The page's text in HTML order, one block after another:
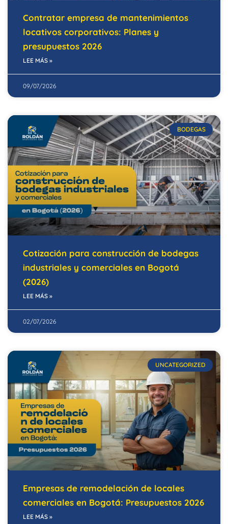
Contratar empresa de mantenimientos
locativos corporativos: Planes y
presupuestos 2026
LEE MÁS »
09/07/2026
BODEGAS
Cotización para construcción de bodegas
industriales y comerciales en Bogotá
(2026)
LEE MÁS »
02/07/2026
UNCATEGORIZED
Empresas de remodelación de locales
comerciales en Bogotá: Presupuestos 2026
LEE MÁS »